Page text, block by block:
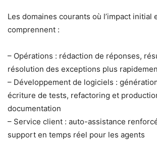
Les domaines courants où l’impact initial
comprennent :
– Opérations : rédaction de réponses,
résolution des exceptions plus
– Développement de logiciels :
écriture de tests, refactoring et
documentation
– Service client : auto-assistance
support en temps réel pour les agents